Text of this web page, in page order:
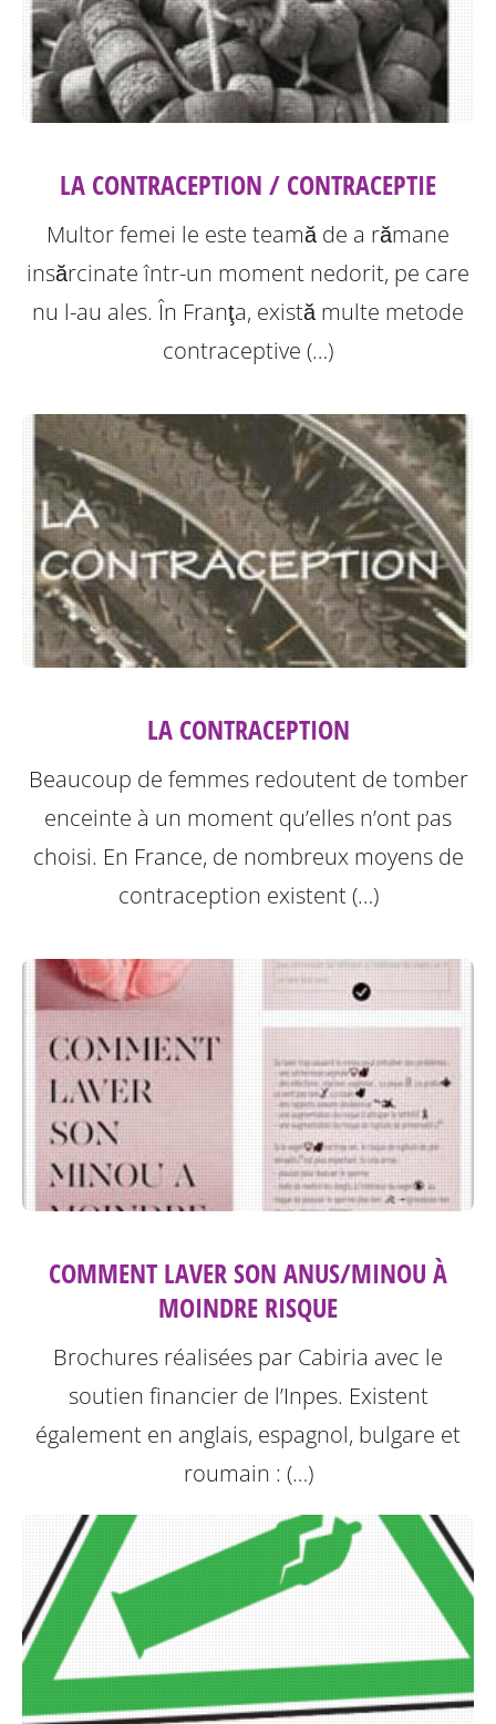
LA CONTRACEPTION / CONTRACEPTIE
Multor femei le este teamă de a rămane
insărcinate într-un moment nedorit, pe care
nu l-au ales. În Franţa, există multe metode
contraceptive (…)
LA CONTRACEPTION
Beaucoup de femmes redoutent de tomber
enceinte à un moment qu’elles n’ont pas
choisi. En France, de nombreux moyens de
contraception existent (…)
COMMENT LAVER SON ANUS/MINOU À
MOINDRE RISQUE
Brochures réalisées par Cabiria avec le
soutien financier de l’Inpes. Existent
également en anglais, espagnol, bulgare et
roumain : (…)